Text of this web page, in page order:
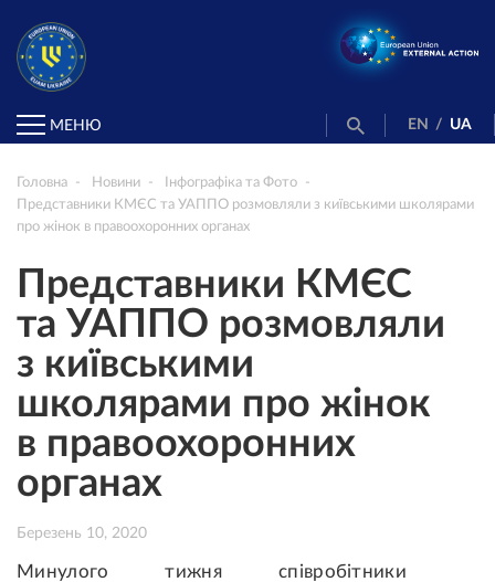
МЕНЮ EN / UA
Головна Новини
Інфографіка та Фото
Представники КМЄС та УАППО розмовляли з київськими школярами
про жінок в правоохоронних органах
Представники КМЄС
та УАППО розмовляли
з київськими
школярами про жінок
в правоохоронних
органах
Березень 10, 2020
Минулого тижня співробітники